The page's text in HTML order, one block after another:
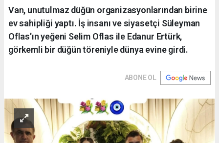
Van, unutulmaz düğün organizasyonlarından birine
ev sahipliği yaptı. İş insanı ve siyasetçi Süleyman
Oflas'ın yeğeni Selim Oflas ile Edanur Ertürk,
görkemli bir düğün töreniyle dünya evine girdi.
ABONE OL